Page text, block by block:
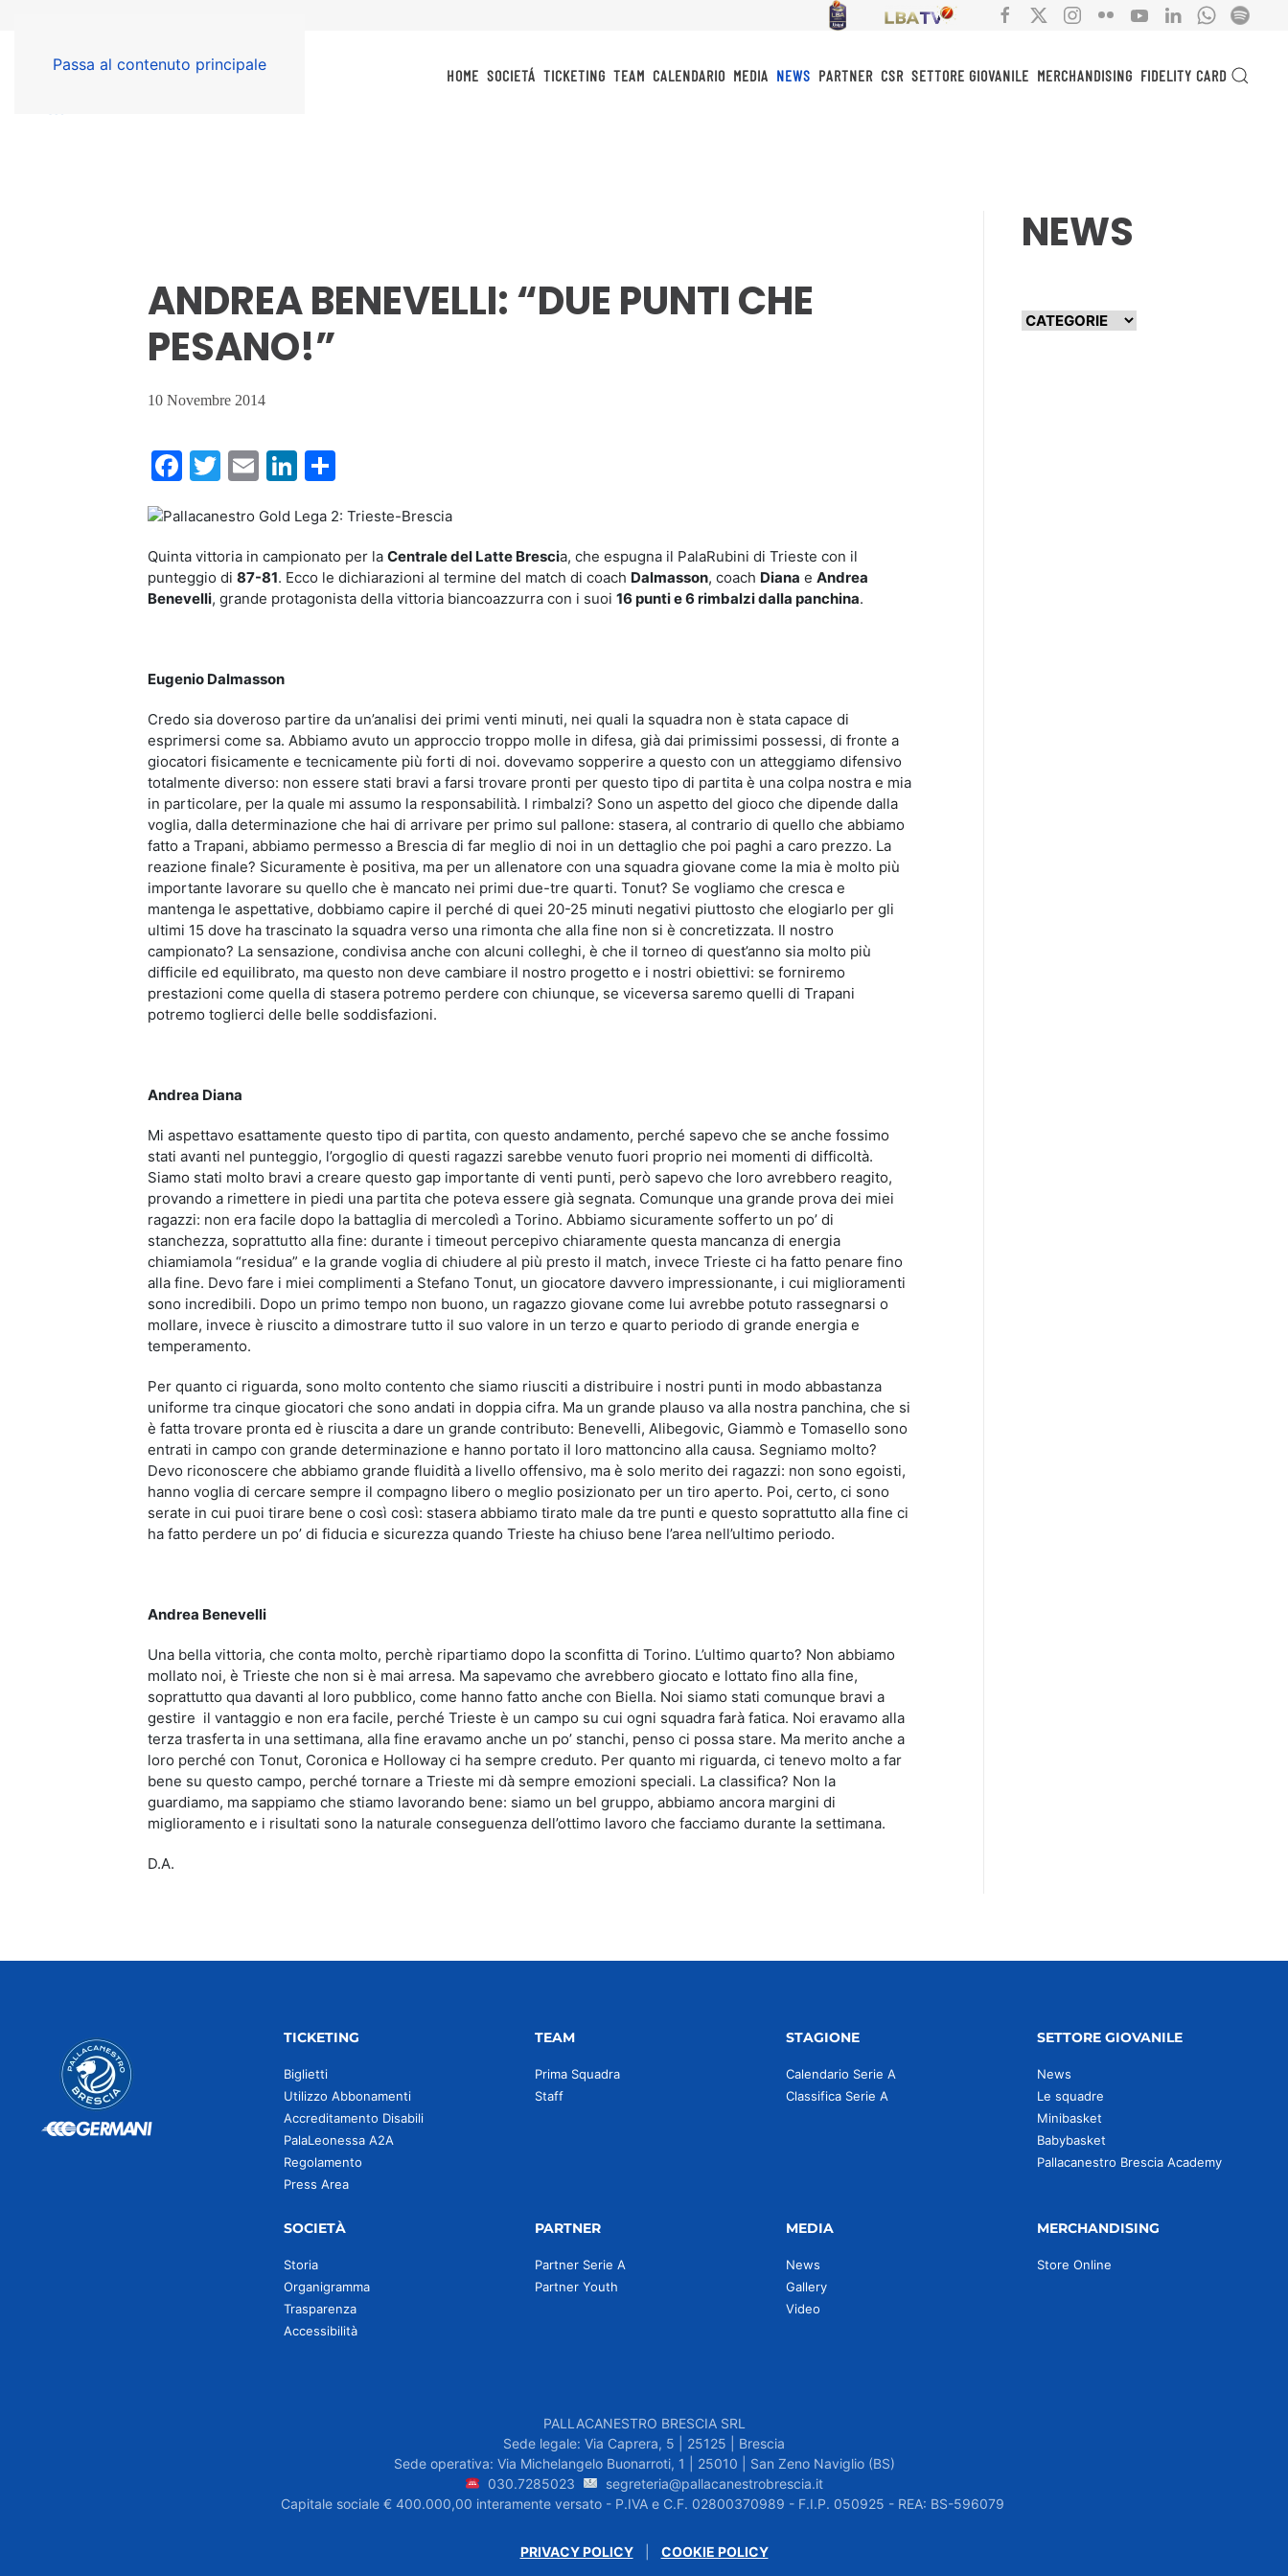
Passa al contenuto principale
HOME SOCIETÁ TICKETING TEAM CALENDARIO MEDIA NEWS PARTNER CSR SETTORE GIOVANILE MERCHANDISING FIDELITY CARD
ANDREA BENEVELLI: “DUE PUNTI CHE
PESANO!”
10 Novembre 2014
Facebook
Twitter
EmailLinkedIn
Quinta vittoria in campionato per la Centrale del Latte Brescia, che espugna il PalaRubini di Trieste con il
punteggio di 87-81. Ecco le dichiarazioni al termine del match di coach Dalmasson, coach Diana e Andrea
Benevelli, grande protagonista della vittoria biancoazzurra con i suoi 16 punti e 6 rimbalzi dalla panchina.
Eugenio Dalmasson
Credo sia doveroso partire da un’analisi dei primi venti minuti, nei quali la squadra non è stata capace di
esprimersi come sa. Abbiamo avuto un approccio troppo molle in difesa, già dai primissimi possessi, di fronte a
giocatori fisicamente e tecnicamente più forti di noi. dovevamo sopperire a questo con un atteggiamo difensivo
totalmente diverso: non essere stati bravi a farsi trovare pronti per questo tipo di partita è una colpa nostra e mia
in particolare, per la quale mi assumo la responsabilità. I rimbalzi? Sono un aspetto del gioco che dipende dalla
voglia, dalla determinazione che hai di arrivare per primo sul pallone: stasera, al contrario di quello che abbiamo
fatto a Trapani, abbiamo permesso a Brescia di far meglio di noi in un dettaglio che poi paghi a caro prezzo. La
reazione finale? Sicuramente è positiva, ma per un allenatore con una squadra giovane come la mia è molto più
importante lavorare su quello che è mancato nei primi due-tre quarti. Tonut? Se vogliamo che cresca e
mantenga le aspettative, dobbiamo capire il perché di quei 20-25 minuti negativi piuttosto che elogiarlo per gli
ultimi 15 dove ha trascinato la squadra verso una rimonta che alla fine non si è concretizzata. Il nostro
campionato? La sensazione, condivisa anche con alcuni colleghi, è che il torneo di quest’anno sia molto più
difficile ed equilibrato, ma questo non deve cambiare il nostro progetto e i nostri obiettivi: se forniremo
prestazioni come quella di stasera potremo perdere con chiunque, se viceversa saremo quelli di Trapani
potremo toglierci delle belle soddisfazioni.
Andrea Diana
Mi aspettavo esattamente questo tipo di partita, con questo andamento, perché sapevo che se anche fossimo
stati avanti nel punteggio, l’orgoglio di questi ragazzi sarebbe venuto fuori proprio nei momenti di difficoltà.
Siamo stati molto bravi a creare questo gap importante di venti punti, però sapevo che loro avrebbero reagito,
provando a rimettere in piedi una partita che poteva essere già segnata. Comunque una grande prova dei miei
ragazzi: non era facile dopo la battaglia di mercoledì a Torino. Abbiamo sicuramente sofferto un po’ di
stanchezza, soprattutto alla fine: durante i timeout percepivo chiaramente questa mancanza di energia
chiamiamola “residua” e la grande voglia di chiudere al più presto il match, invece Trieste ci ha fatto penare fino
alla fine. Devo fare i miei complimenti a Stefano Tonut, un giocatore davvero impressionante, i cui miglioramenti
sono incredibili. Dopo un primo tempo non buono, un ragazzo giovane come lui avrebbe potuto rassegnarsi o
mollare, invece è riuscito a dimostrare tutto il suo valore in un terzo e quarto periodo di grande energia e
temperamento.
Per quanto ci riguarda, sono molto contento che siamo riusciti a distribuire i nostri punti in modo abbastanza
uniforme tra cinque giocatori che sono andati in doppia cifra. Ma un grande plauso va alla nostra panchina, che si
è fatta trovare pronta ed è riuscita a dare un grande contributo: Benevelli, Alibegovic, Giammò e Tomasello sono
entrati in campo con grande determinazione e hanno portato il loro mattoncino alla causa. Segniamo molto?
Devo riconoscere che abbiamo grande fluidità a livello offensivo, ma è solo merito dei ragazzi: non sono egoisti,
hanno voglia di cercare sempre il compagno libero o meglio posizionato per un tiro aperto. Poi, certo, ci sono
serate in cui puoi tirare bene o così così: stasera abbiamo tirato male da tre punti e questo soprattutto alla fine ci
ha fatto perdere un po’ di fiducia e sicurezza quando Trieste ha chiuso bene l’area nell’ultimo periodo.
Andrea Benevelli
Una bella vittoria, che conta molto, perchè ripartiamo dopo la sconfitta di Torino. L’ultimo quarto? Non abbiamo
mollato noi, è Trieste che non si è mai arresa. Ma sapevamo che avrebbero giocato e lottato fino alla fine,
soprattutto qua davanti al loro pubblico, come hanno fatto anche con Biella. Noi siamo stati comunque bravi a
gestire il vantaggio e non era facile, perché Trieste è un campo su cui ogni squadra farà fatica. Noi eravamo alla
terza trasferta in una settimana, alla fine eravamo anche un po’ stanchi, penso ci possa stare. Ma merito anche a
loro perché con Tonut, Coronica e Holloway ci ha sempre creduto. Per quanto mi riguarda, ci tenevo molto a far
bene su questo campo, perché tornare a Trieste mi dà sempre emozioni speciali. La classifica? Non la
guardiamo, ma sappiamo che stiamo lavorando bene: siamo un bel gruppo, abbiamo ancora margini di
miglioramento e i risultati sono la naturale conseguenza dell’ottimo lavoro che facciamo durante la settimana.
D.A.
NEWS
TICKETING
Biglietti
Utilizzo Abbonamenti
Accreditamento Disabili
PalaLeonessa A2A
Regolamento
Press Area
TEAM
Prima Squadra
Staff
STAGIONE
Calendario Serie A
Classifica Serie A
SETTORE GIOVANILE
News
Le squadre
Minibasket
Babybasket
Pallacanestro Brescia Academy
SOCIETÀ
Storia
Organigramma
Trasparenza
Accessibilità
PARTNER
Partner Serie A
Partner Youth
MEDIA
News
Gallery
Video
MERCHANDISING
Store Online
PALLACANESTRO BRESCIA SRL
Sede legale: Via Caprera, 5 | 25125 | Brescia
Sede operativa: Via Michelangelo Buonarroti, 1 | 25010 | San Zeno Naviglio (BS)
030.7285023
segreteria@pallacanestrobrescia.it
Capitale sociale € 400.000,00 interamente versato - P.IVA e C.F. 02800370989 - F.I.P. 050925 - REA: BS-596079
PRIVACY POLICY| COOKIE POLICY